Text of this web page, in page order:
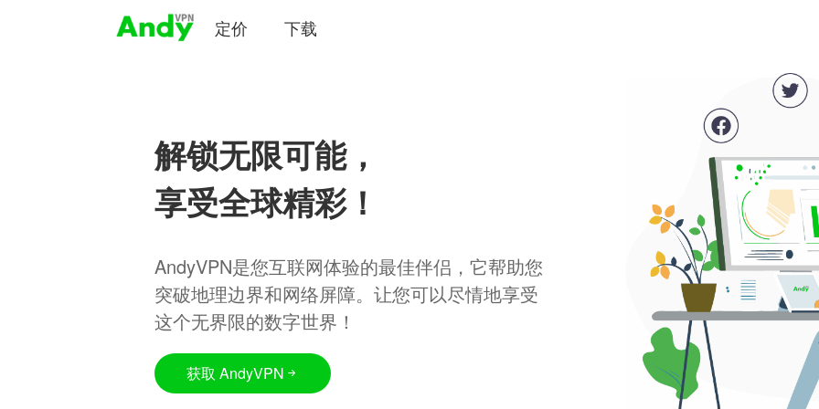
定价 下载
解锁无限可能，
享受全球精彩！
AndyVPN是您互联网体验的最佳伴侣，它帮助您
突破地理边界和网络屏障。让您可以尽情地享受
这个无界限的数字世界！
获取 AndyVPN